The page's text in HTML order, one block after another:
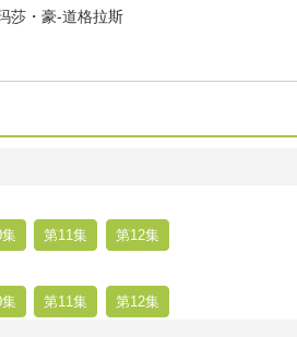
莎・豪-道格拉斯
第11集 第12集
第11集 第12集